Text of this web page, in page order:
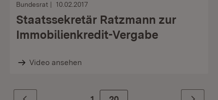
Bundesrat 10.02.2017
Staatssekretär Ratzmann zur
Immobilienkredit-Vergabe
Video ansehen